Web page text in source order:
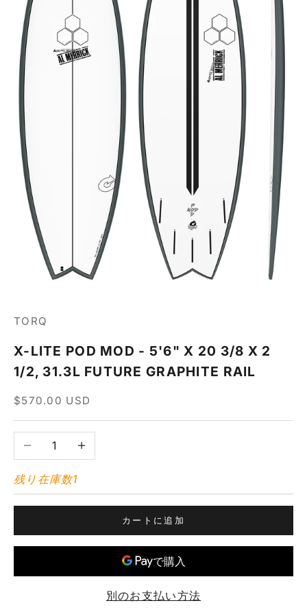
TORQ
X-LITE POD MOD - 5'6" X 20 3/8 X 2
1/2, 31.3L FUTURE GRAPHITE RAIL
セール価格
$570.00 USD
数量を減らす数量を増やす
残り在庫数1
カートに追加
別のお支払い方法